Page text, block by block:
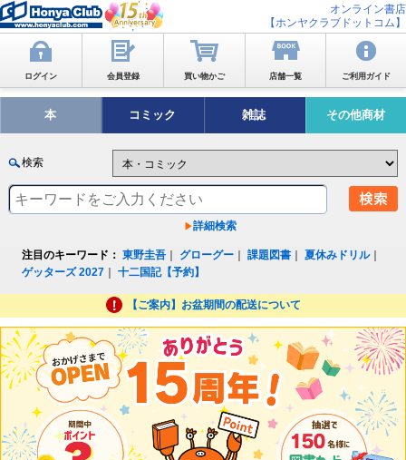
オンライン書店
【ホンヤクラブドットコム】
ログイン 会員登録 買い物かご 店舗一覧 ご利用ガイド
本 コミック 雑誌 その他商材
検索
詳細検索
注目のキーワード： 東野圭吾 グローグー ｜課題図書 ｜夏休みドリル｜
ゲッターズ 2027 ｜十二国記【予約】
【ご案内】お盆期間の配送について